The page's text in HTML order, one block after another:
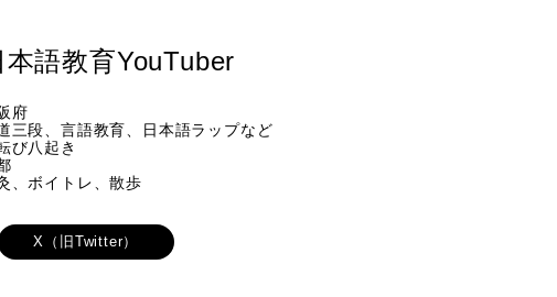
語教育YouTuber
語教育、日本語ラップなど
八起き
、ボイトレ、散歩
X（旧Twitter）